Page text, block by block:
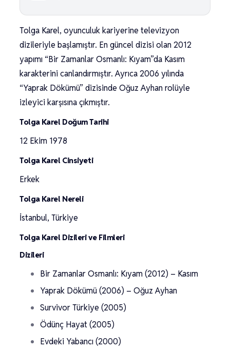
Tolga Karel, oyunculuk kariyerine televizyon
dizileriyle başlamıştır. En güncel dizisi olan 2012
yapımı “Bir Zamanlar Osmanlı: Kıyam”da Kasım
karakterini canlandırmıştır. Ayrıca 2006 yılında
“Yaprak Dökümü” dizisinde Oğuz Ayhan rolüyle
izleyici karşısına çıkmıştır.
Tolga Karel Doğum Tarihi
12 Ekim 1978
Tolga Karel Cinsiyeti
Erkek
Tolga Karel Nereli
İstanbul, Türkiye
Tolga Karel Dizileri ve Filmleri
Dizileri
Bir Zamanlar Osmanlı: Kıyam (2012) – Kasım
Yaprak Dökümü (2006) – Oğuz Ayhan
Survivor Türkiye (2005)
Ödünç Hayat (2005)
Evdeki Yabancı (2000)